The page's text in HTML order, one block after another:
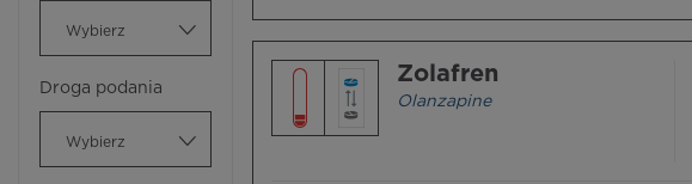
Wybierz
Droga podania
Wybierz
Zolafren
Olanzapine